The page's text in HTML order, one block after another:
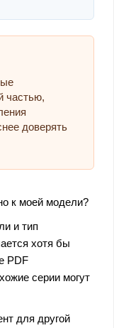
частью,
доверять
к моей модели?
и тип
хотя бы
PDF
серии могут
для другой